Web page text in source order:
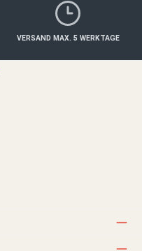
VERSAND MAX. 5 WERKTAGE